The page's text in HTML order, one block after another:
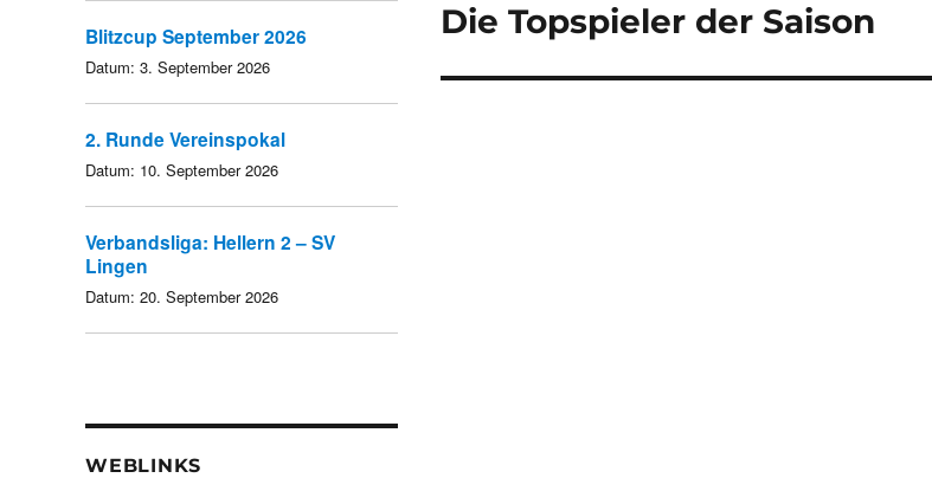
Die Topspieler der Saison
Blitzcup September 2026
Datum: 3. September 2026
2. Runde Vereinspokal
Datum: 10. September 2026
Verbandsliga: Hellern 2 – SV
Lingen
Datum: 20. September 2026
WEBLINKS